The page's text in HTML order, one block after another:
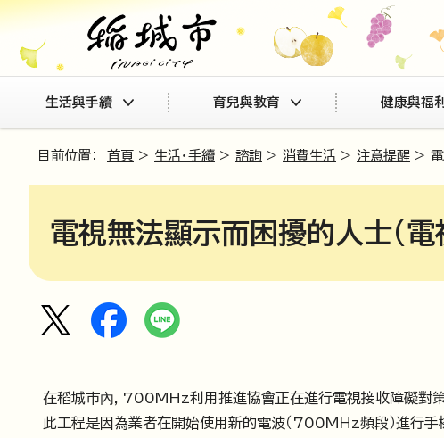
生活與手續 育兒與教育 健康與福利
目前位置： 首頁 > 生活・手續 > 諮詢 > 消費生活 > 注意提醒 > 電
電視無法顯示而困擾的人士(
在稻城市內，700MHz利用推進協會正在進行電視接收障礙對策
此工程是因為業者在開始使用新的電波（700MHz頻段）進行